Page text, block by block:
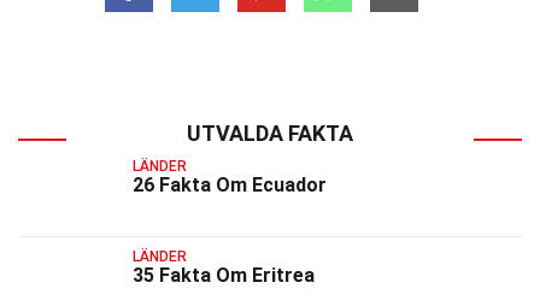
UTVALDA FAKTA
LÄNDER
26 Fakta Om Ecuador
LÄNDER
35 Fakta Om Eritrea